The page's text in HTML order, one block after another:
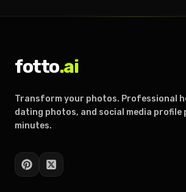
fotto.ai
Transform your photos. Professional
dating photos, and social media profile
minutes.